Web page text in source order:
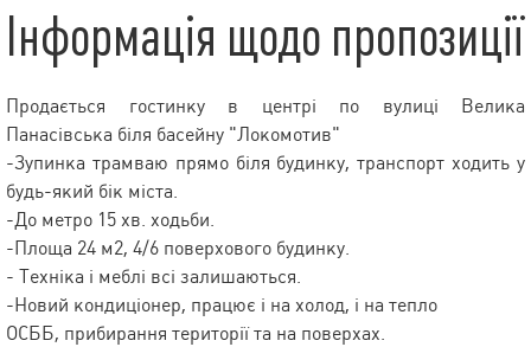
Інформація щодо пропозиції
Продається гостинку в центрі по вулиці Велика
Панасівська біля басейну "Локомотив"
-Зупинка трамваю прямо біля будинку, транспорт ходить у
будь-який бік міста.
-До метро 15 хв. ходьби.
-Площа 24 м2, 4/6 поверхового будинку.
- Техніка і меблі всі залишаються.
-Новий кондиціонер, працює і на холод, і на тепло
ОСББ, прибирання території та на поверхах.